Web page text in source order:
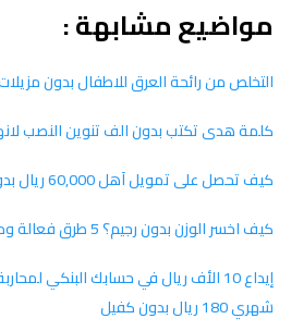
مواضيع مشابهة :
التخلص من رائحة العرق للاطفال بدون
كلمة هدى تكتب بدون الف تنوين النصب
كيف تحصل على تمويل آهل 60,000 ريال بدون كفيل وبدون فوائد؟
كيف اخسر الوزن بدون رجيم؟ 5 طرق فعالة ومضمونة
إيداع 10 الأف ريال في حسابك البنكي
شهري 180 ريال بدون كفيل